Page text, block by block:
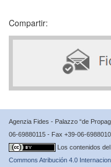
Compartir:
Agenzia Fides - Palazzo “de
06-69880115 - Fax +39-06-
Los contenidos
Commons Atribución 4.0